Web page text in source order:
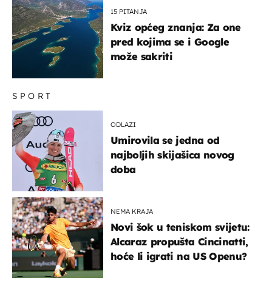
SPORT
ODLAZI
Umirovila se jedna od
najboljih skijašica novog
doba
NEMA KRAJA
Novi šok u teniskom svijetu:
Alcaraz propušta Cincinatti,
hoće li igrati na US Openu?
15 PITANJA
Kviz općeg znanja: Za one
pred kojima se i Google
može sakriti